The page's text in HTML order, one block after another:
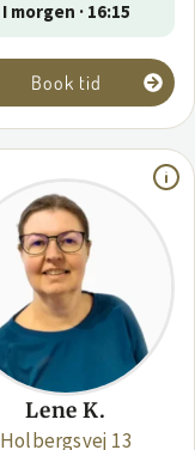
I morgen · 16:15
Book tid
Lene K.
Holbergsvej 13